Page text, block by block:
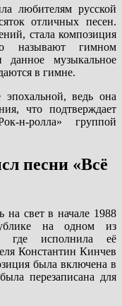
любителям русской
отличных песен.
стала композиция
называют гимном
данное музыкальное
в гимне.
эпохальной, ведь она
что подтверждает
н-ролла» группой
песни «Всё
на свет в начале 1988
на одном из
где исполнила её
Константин Кинчев
была включена в
перезаписана для